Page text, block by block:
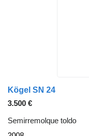
Kögel SN 24
3.500 €
Semirremolque toldo